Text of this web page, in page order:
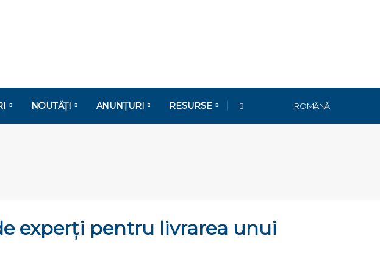
NOUTĂȚI ANUNȚURI RESURSE ROMÂNĂ
experți pentru livrarea unui